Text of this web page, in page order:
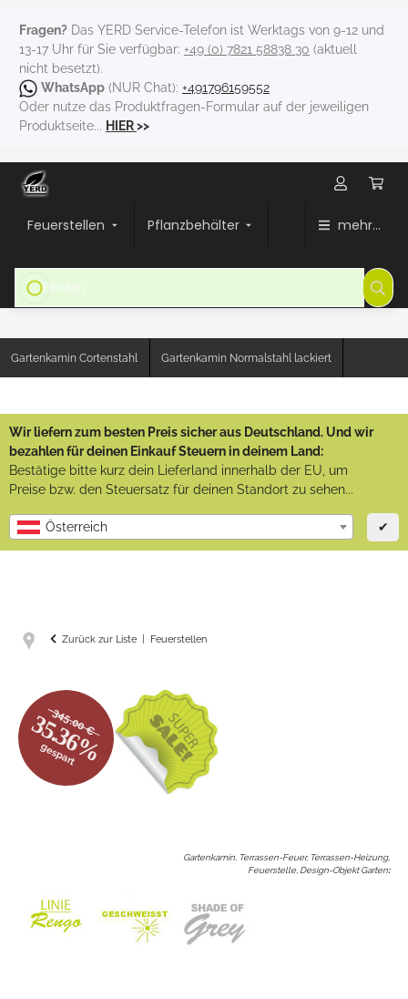
Fragen? Das YERD Service-Telefon ist Werktags von 9-12 und
13-17 Uhr für Sie verfügbar: +49 (0) 7821 58838 30 (aktuell
nicht besetzt).
WhatsApp (NUR Chat): +491796159552
Oder nutze das Produktfragen-Formular auf der jeweiligen
Produktseite... HIER>>
Feuerstellen Pflanzbehälter mehr...
Gartenkamin Cortenstahl Gartenkamin Normalstahl lackiert
Wir liefern zum besten Preis sicher aus Deutschland. Und wir
bezahlen für deinen Einkauf Steuern in deinem Land:
Bestätige bitte kurz dein Lieferland innerhalb der EU, um
Preise bzw. den Steuersatz für deinen Standort zu sehen...
Österreich ✔
Zurück zur Liste Feuerstellen
345.00 €
35.36%
gespart
Gartenkamin, Terrassen-Feuer, Terrassen-Heizung,
Feuerstelle, Design-Objekt Garten: